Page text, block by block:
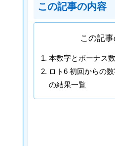
この記事の内容
この記
本数字とボーナス
ロト6 初回からの
の結果一覧